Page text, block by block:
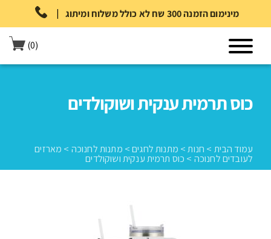
| מינימום הזמנה 300 שח לא כולל משלוח ומיתוג
(0)
כוס תרמית ענקית ושוקולדים
עמוד הבית > חנות> מתנות לחגים> מתנות לחנוכה > מארזים
לעובדים לחנוכה > כוס תרמית ענקית ושוקולדים
מתנות לחנוכה